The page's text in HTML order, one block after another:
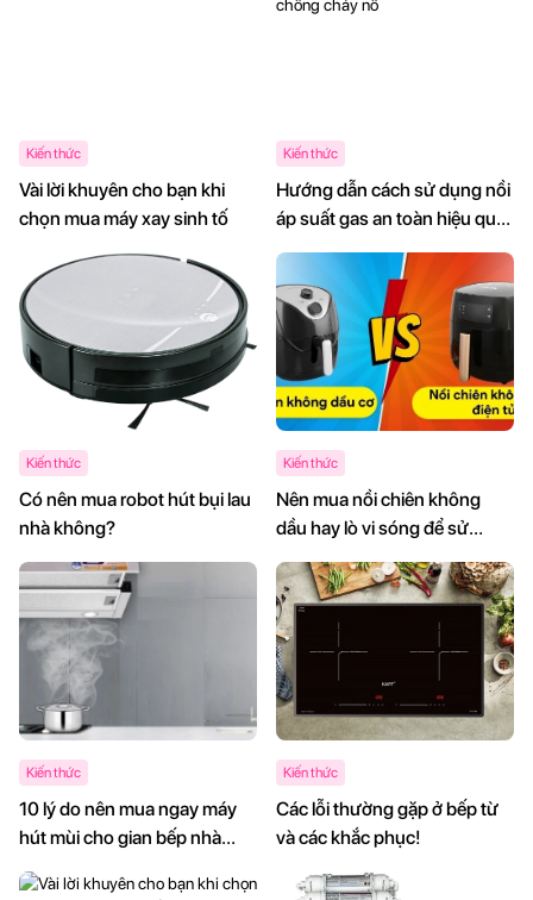
Kiến thức
Vài lời khuyên cho bạn khi
chọn mua máy xay sinh tố
Kiến thức
Hướng dẫn cách sử dụng nồi
áp suất gas an toàn hiệu quả,
chống cháy nổ
Kiến thức
Có nên mua robot hút bụi lau
nhà không?
Kiến thức
Nên mua nồi chiên không
dầu hay lò vi sóng để sử
dụng cho gia đình mình
Kiến thức
10 lý do nên mua ngay máy
hút mùi cho gian bếp nhà
mình
Kiến thức
Các lỗi thường gặp ở bếp từ
và các khắc phục!